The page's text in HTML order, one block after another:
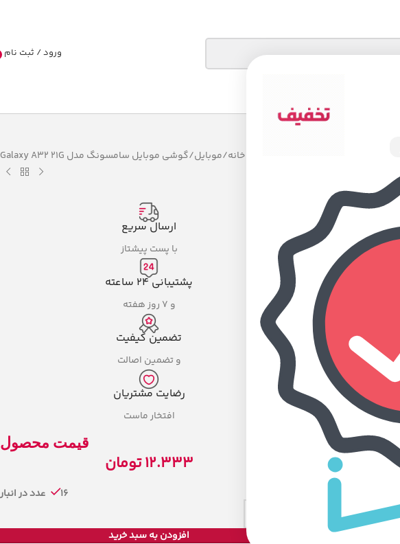
ورود / ثبت نام
خانه موبایل گوشی موبایل سامسونگ مدل Galaxy A32 21G
ارسال سریع
با پست پیشتاز
پشتیبانی ۲۴ ساعته
و ۷ روز هفته
تضمین کیفیت
و تضمین اصالت
رضایت مشتریان
افتخار ماست
قیمت محصول
12.333تومان
16 عدد در انبار
افزودن به سبد خرید